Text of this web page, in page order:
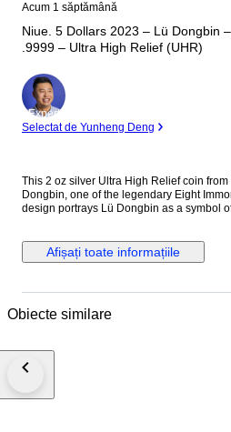
Acum 1 săptămână
Niue. 5 Dollars 2023 – Lü Dongbin
.9999 – Ultra High Relief (UHR)
Expert
Selectat de Yunheng Deng
This 2 oz silver Ultra High Relief coin
Dongbin, one of the legendary Eight
design portrays Lü Dongbin as a symbol
Dongbin — Metal: Silver (Ag .9999) —
value: 5 Dollars — Finish: Ultra High
highly sculpted depiction of Lü Dongbin,
The Ultra High Relief minting technique
of Niue. Condition Note: This is an Ultra
surface lines, micro-scratches, light
Afișați toate informațiile
Obiecte similare